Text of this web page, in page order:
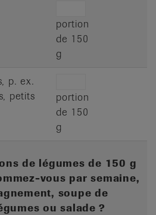
portion
de 150
g
p. ex.
petits
portion
de 150
g
de légumes de 150 g
vous par semaine,
soupe de
ou salade ?